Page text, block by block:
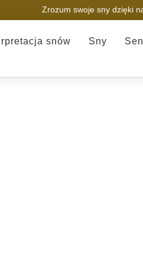
Zrozum swoje sny dzięki
snów Sny